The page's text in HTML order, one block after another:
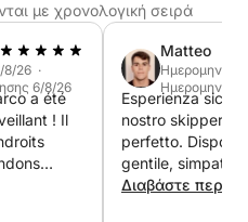
να ξεχωρίζει
της. Θέλετε να
να ακούσετε την
ή να
γεύμα
ρωτήστε. Το σκάφος μας
ιδανικό για πλοήγηση
με χρονολογική σειρά
8/26 ·
6/8/26
a été
! Il
Matteo
Ημερομηνία
Ημερομηνία
Esperienza
nostro skipper,
perfetto.
gentile,
Problem solver
Διαβάστε